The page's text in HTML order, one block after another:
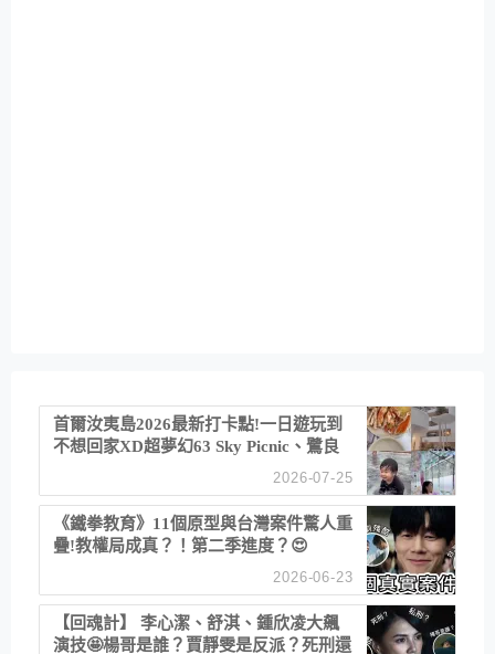
首爾汝夷島2026最新打卡點!一日遊玩到
不想回家XD超夢幻63 Sky Picnic、鷺良
津帝王蟹大餐、《淚之女王》拍攝地、漢
2026-07-25
《鐵拳教育》11個原型與台灣案件驚人重
疊!教權局成真？！第二季進度？😍
2026-06-23
【回魂計】 李心潔、舒淇、鍾欣凌大飆
演技🤩楊哥是誰？賈靜雯是反派？死刑還